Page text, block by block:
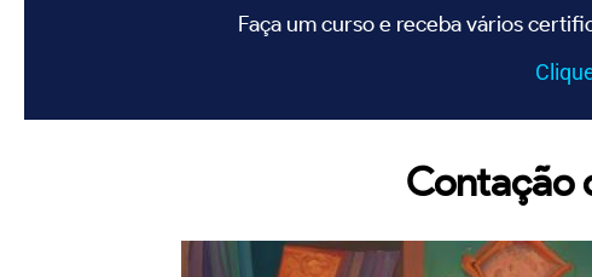
Faça um curso e receba vários
Contação